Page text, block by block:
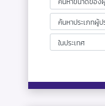
งานสัมมนา
เอกสาร